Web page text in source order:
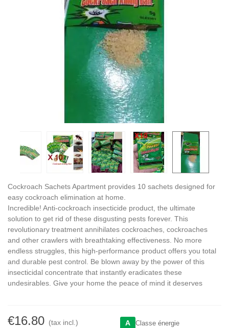
Cockroach Sachets Apartment provides 10 sachets designed for
easy cockroach elimination at home.
Incredible! Anti-cockroach insecticide product, the ultimate
solution to get rid of these disgusting pests forever. This
revolutionary treatment annihilates cockroaches, cockroaches
and other crawlers with breathtaking effectiveness. No more
endless struggles, this high-performance product offers you total
and durable pest control. Be blown away by the power of this
insecticidal concentrate that instantly eradicates these
undesirables. Give your home the peace of mind it deserves
€16.80 (tax incl.) A Classe énergie